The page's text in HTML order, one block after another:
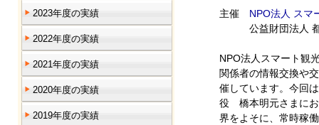
2023年度の実績
2022年度の実績
2021年度の実績
2020年度の実績
2019年度の実績
主催 NPO法人 スマ
公益財団法人 都
NPO法人スマート観
関係者の情報交換や
催しています。今回
役 橋本明元さまにお
界をよそに、常時稼